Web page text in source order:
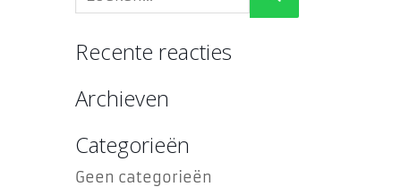
Recente reacties
Archieven
Categorieën
Geen categorieën